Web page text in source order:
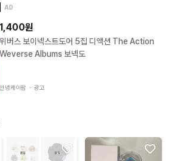
AD
1,400원
위버스 보이넥스트도어 5집 디액션 The Action
Weverse Albums 보넥도
안녕케이팝 ・ 광고